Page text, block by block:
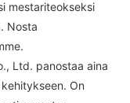
mestariteokseksi
Nosta
Ltd. panostaa aina
On